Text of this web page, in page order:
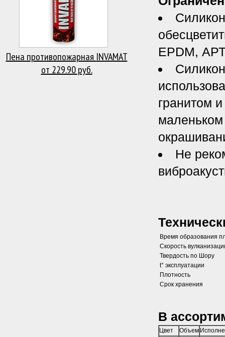
EPDM,
гранитом
маленьком
Не
Время образования
Скорость
Твердость по Шору
t° эксплуатации
Плотность
Срок хранения
В
Цвет Объем
Пена противопожарная INVAMAT
от 229.90 руб.